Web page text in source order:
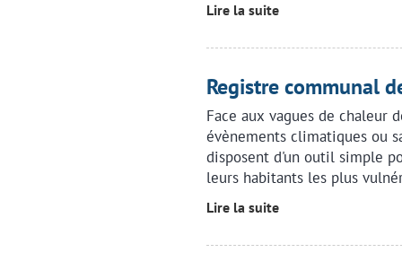
Lire la suite
Registre communal
Face aux vagues de chaleur
évènements climatiques ou
disposent d'un outil simple
leurs habitants les plus
Lire la suite